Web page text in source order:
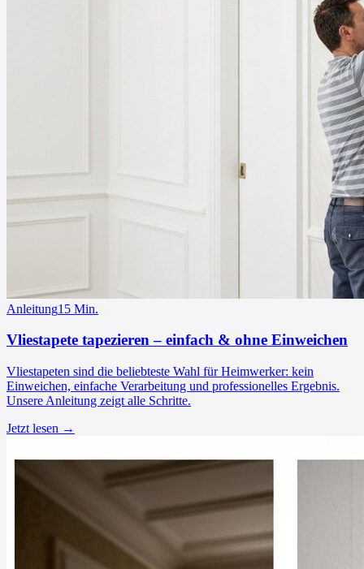
Anleitung15 Min.
Vliestapete tapezieren – einfach & ohne Einweichen
Vliestapeten sind die beliebteste Wahl für Heimwerker: kein
Einweichen, einfache Verarbeitung und professionelles Ergebnis.
Unsere Anleitung zeigt alle Schritte.
Jetzt lesen →